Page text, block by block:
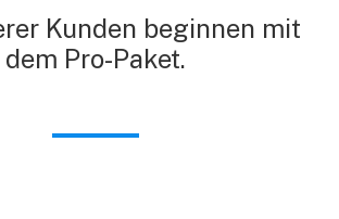
Kunden beginnen mit
dem Pro-Paket.